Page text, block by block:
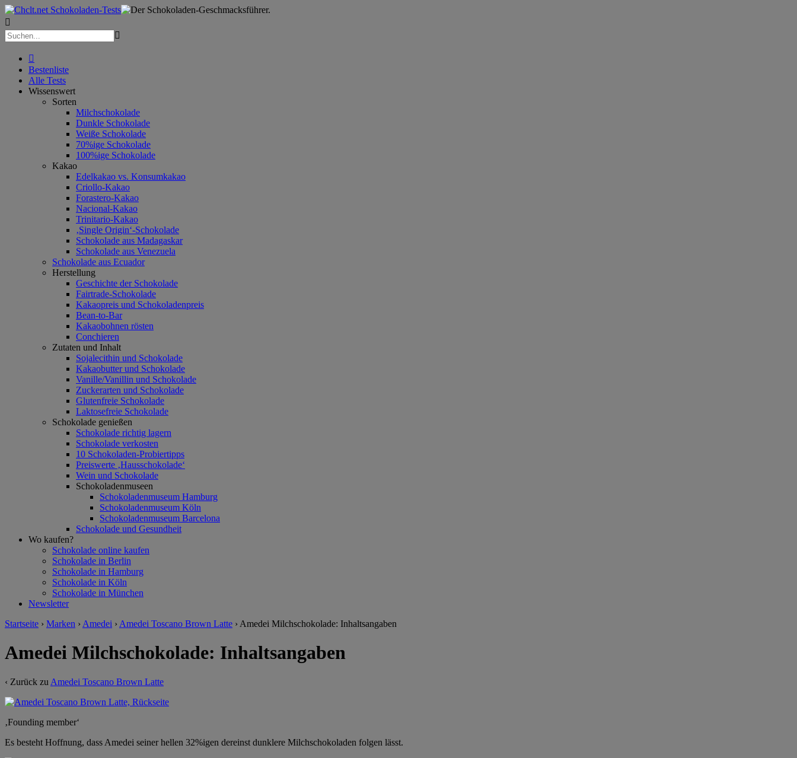



Bestenliste
Alle Tests
Wissenswert
Sorten
Milchschokolade
Dunkle Schokolade
Weiße Schokolade
70%ige Schokolade
100%ige Schokolade
Kakao
Edelkakao vs. Konsumkakao
Criollo-Kakao
Forastero-Kakao
Nacional-Kakao
Trinitario-Kakao
‚Single Origin‘-Schokolade
Schokolade aus Madagaskar
Schokolade aus Venezuela
Schokolade aus Ecuador
Herstellung
Geschichte der Schokolade
Fairtrade-Schokolade
Kakaopreis und Schokoladenpreis
Bean-to-Bar
Kakaobohnen rösten
Conchieren
Zutaten und Inhalt
Sojalecithin und Schokolade
Kakaobutter und Schokolade
Vanille/Vanillin und Schokolade
Zuckerarten und Schokolade
Glutenfreie Schokolade
Laktosefreie Schokolade
Schokolade genießen
Schokolade richtig lagern
Schokolade verkosten
10 Schokoladen-Probiertipps
Preiswerte ‚Hausschokolade‘
Wein und Schokolade
Schokoladenmuseen
Schokoladenmuseum Hamburg
Schokoladenmuseum Köln
Schokoladenmuseum Barcelona
Schokolade und Gesundheit
Wo kaufen?
Schokolade online kaufen
Schokolade in Berlin
Schokolade in Hamburg
Schokolade in Köln
Schokolade in München
Newsletter
Startseite › Marken › Amedei › Amedei Toscano Brown Latte › Amedei Milchschokolade: Inhaltsangaben
Amedei Milchschokolade: Inhaltsangaben
‹ Zurück zu Amedei Toscano Brown Latte
‚Founding member‘
Es besteht Hoffnung, dass Amedei seiner hellen 32%igen dereinst dunklere Milchschokoladen folgen lässt.